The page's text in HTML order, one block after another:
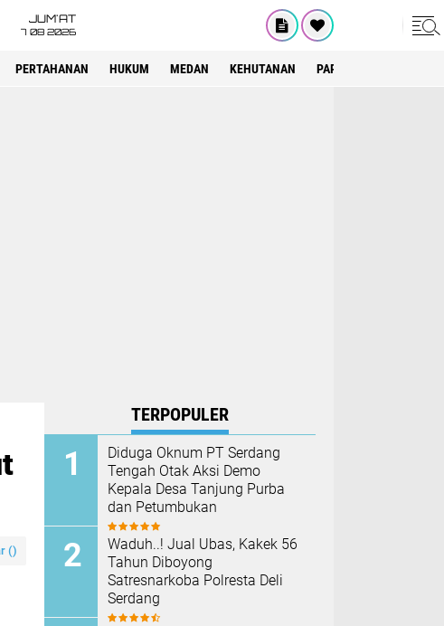
JUM'AT
7 08 2026
PERTAHANAN HUKUM MEDAN KEHUTANAN PARIWISATA
()
TERPOPULER
Diduga Oknum PT Serdang
Tengah Otak Aksi Demo
Kepala Desa Tanjung Purba
dan Petumbukan
Waduh..! Jual Ubas, Kakek 56
Tahun Diboyong
Satresnarkoba Polresta Deli
Serdang